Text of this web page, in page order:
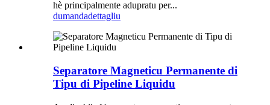
hè principalmente adupratu per...
dumandadettagliu
Separatore Magneticu Permanente di
Tipu di Pipeline Liquidu